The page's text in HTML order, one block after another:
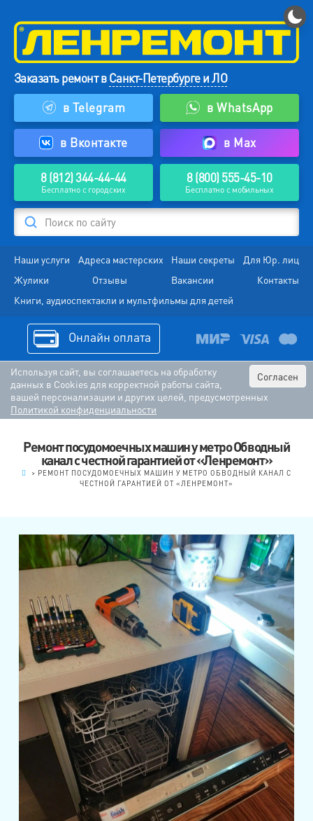
Заказать ремонт вСанкт-Петербурге и ЛО
в Telegram
в WhatsApp
в Вконтакте в Max
8 (812) 344-44-44
Бесплатно с городских
8 (800) 555-45-10
Бесплатно с мобильных
Поиск по сайту
Наши услуги Адреса мастерских Наши секреты
Для Юр. лиц
Жулики
Отзывы Вакансии
Контакты
Книги, аудиоспектакли и мультфильмы для детей
Онлайн оплата
Согласен
Используя сайт, вы соглашаетесь на обработку
данных в Cookies для корректной работы сайта,
вашей персонализации и других целей, предусмотренных
Политикой конфиденциальности
Ремонт посудомоечных машин у метро Обводный
канал с честной гарантией от «Ленремонт»
> РЕМОНТ ПОСУДОМОЕЧНЫХ МАШИН У МЕТРО ОБВОДНЫЙ КАНАЛ С
ЧЕСТНОЙ ГАРАНТИЕЙ ОТ «ЛЕНРЕМОНТ»